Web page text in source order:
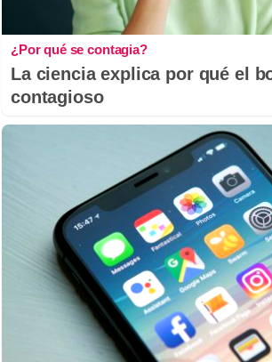
¿Por qué se contagia?
La ciencia explica por qué el
contagioso